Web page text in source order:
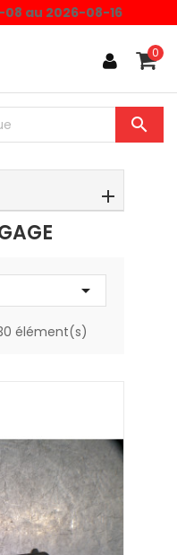
au 2026-08-16
0


élément(s)